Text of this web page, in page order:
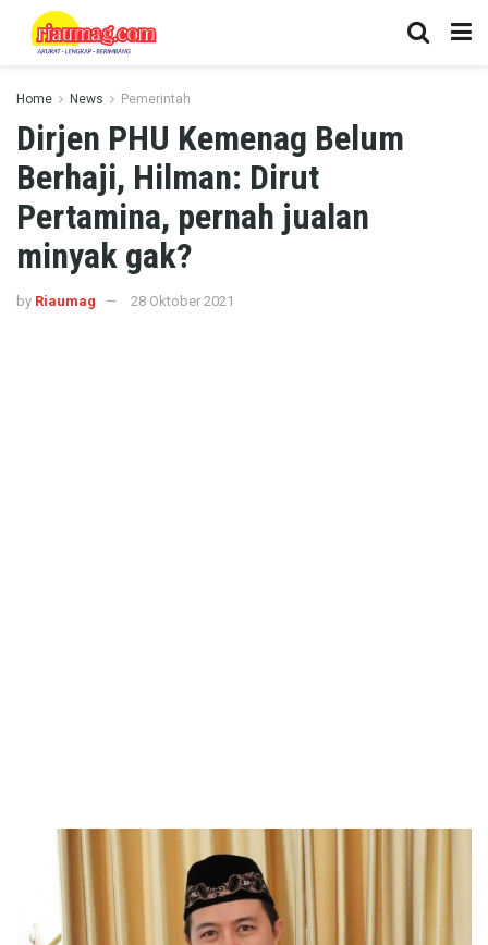
Home News Pemerintah
Dirjen PHU Kemenag Belum
Berhaji, Hilman: Dirut
Pertamina, pernah jualan
minyak gak?
by Riaumag 28 Oktober 2021